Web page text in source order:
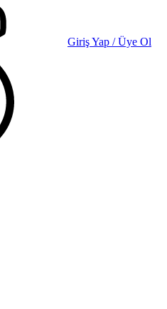
Giriş Yap / Üye Ol